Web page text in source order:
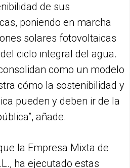
de sus
poniendo en marcha
solares fotovoltaicas
ciclo integral del agua.
como un modelo
cómo la sostenibilidad y
pueden y deben ir de la
añade.
la Empresa Mixta de
ha ejecutado estas